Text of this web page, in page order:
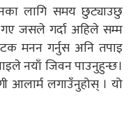
लागि समय छुट्याउछु
जसले गर्दा अहिले सम्म
मनन गर्नुस अनि तपाइ
नयाँ जिवन पाउनुहुन्छ।
आलार्म लगाउँनुहोस् । यो